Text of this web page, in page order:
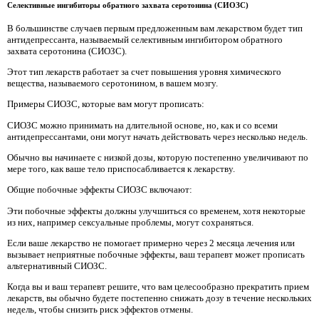
Селективные ингибиторы обратного захвата серотонина (СИОЗС)
В большинстве случаев первым предложенным вам лекарством будет тип
антидепрессанта, называемый селективным ингибитором обратного
захвата серотонина (СИОЗС).
Этот тип лекарств работает за счет повышения уровня химического
вещества, называемого серотонином, в вашем мозгу.
Примеры СИОЗС, которые вам могут прописать:
СИОЗС можно принимать на длительной основе, но, как и со всеми
антидепрессантами, они могут начать действовать через несколько недель.
Обычно вы начинаете с низкой дозы, которую постепенно увеличивают по
мере того, как ваше тело приспосабливается к лекарству.
Общие побочные эффекты СИОЗС включают:
Эти побочные эффекты должны улучшиться со временем, хотя некоторые
из них, например сексуальные проблемы, могут сохраняться.
Если ваше лекарство не помогает примерно через 2 месяца лечения или
вызывает неприятные побочные эффекты, ваш терапевт может прописать
альтернативный СИОЗС.
Когда вы и ваш терапевт решите, что вам целесообразно прекратить прием
лекарств, вы обычно будете постепенно снижать дозу в течение нескольких
недель, чтобы снизить риск эффектов отмены.